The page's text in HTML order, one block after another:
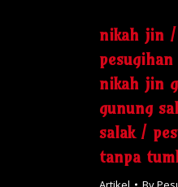
nikah jin
nikah jin
gunung
salak /
tanpa